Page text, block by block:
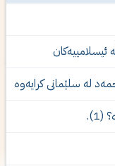
لە سلێمانی کرایەوە